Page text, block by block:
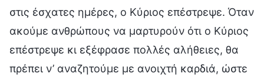
στις έσχατες ημέρες, ο Κύριος επέστρεψε. Όταν
ακούμε ανθρώπους να μαρτυρούν ότι ο Κύριος
επέστρεψε κι εξέφρασε πολλές αλήθειες, θα
πρέπει ν’ αναζητούμε με ανοιχτή καρδιά, ώστε